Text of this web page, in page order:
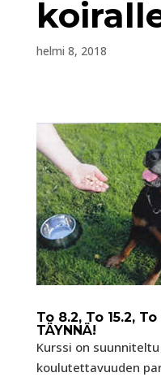
helmi 8, 2018
To 8.2, To 15.2,
TÄYNNÄ!
Kurssi on
koulutettavuuden